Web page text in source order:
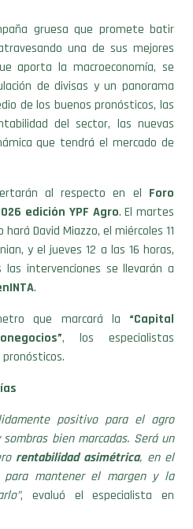
una de sus mejores
aporta la macroeconomía, se
de divisas y un panorama
de los buenos pronósticos, las
del sector, las nuevas
que tendrá el mercado de
al respecto en el
edición YPF Agro. El martes
David Miazzo, el miércoles 11
y el jueves 12 a las 16 horas,
las intervenciones se llevarán a
.
que marcará la
, los especialistas
positivo para el agro
bien marcadas. Será un
rentabilidad asimétrica, en el
para mantener el margen y la
, evaluó el especialista en